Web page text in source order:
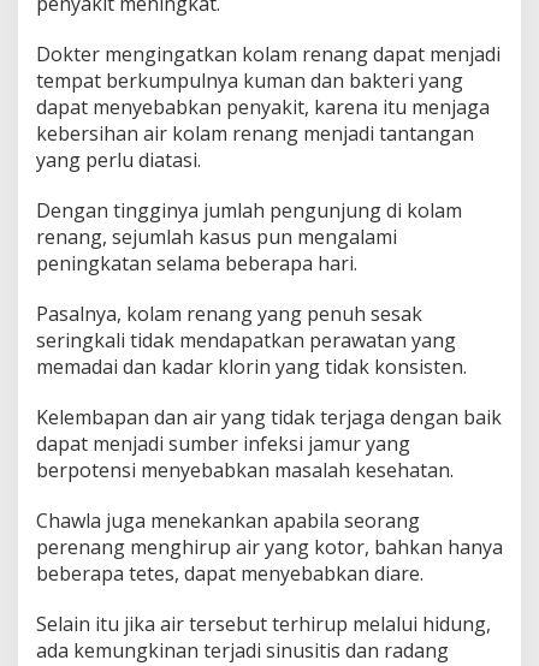
Dokter mengingatkan kolam renang dapat menjadi
tempat berkumpulnya kuman dan bakteri yang
dapat menyebabkan penyakit, karena itu menjaga
kebersihan air kolam renang menjadi tantangan
yang perlu diatasi.
Dengan tingginya jumlah pengunjung di kolam
renang, sejumlah kasus pun mengalami
peningkatan selama beberapa hari.
Pasalnya, kolam renang yang penuh sesak
seringkali tidak mendapatkan perawatan yang
memadai dan kadar klorin yang tidak konsisten.
Kelembapan dan air yang tidak terjaga dengan baik
dapat menjadi sumber infeksi jamur yang
berpotensi menyebabkan masalah kesehatan.
Chawla juga menekankan apabila seorang
perenang menghirup air yang kotor, bahkan hanya
beberapa tetes, dapat menyebabkan diare.
Selain itu jika air tersebut terhirup melalui hidung,
ada kemungkinan terjadi sinusitis dan radang